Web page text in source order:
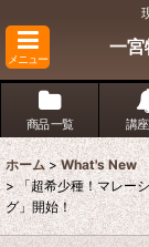
メニュー
一宮
商品 一覧 講
ホーム > What's New
> 「超希少種！マレー
グ」開始！